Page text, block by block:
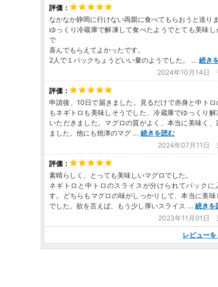
なかなか静岡に行けない両親に食べてもらおうと送り
ゆっくり冷蔵庫で解凍して食べたようでとても美味し
で
喜んでもらえてよかったです。
2人で１パックちょうどいい量のようでした。 ... 続き
2024年10月14日
申請後、10日で届きました。見るだけで赤身と中ト
もネギトロも美味しそうでした、冷蔵庫でゆっくり
いただきました。マグロの質がよく、本当に美味く、
ました。他にも焼津のマグ ... 続きを読む
2024年07月11日
素晴らしく、とっても美味しいマグロでした。
ネギトロと中トロのスライスが分けられてパックに
す。どちらもマグロの味がしっかりして、本当に美味
でした。欲を言えば、もう少し厚いスライス ... 続きを
2023年11月01日
レビュー